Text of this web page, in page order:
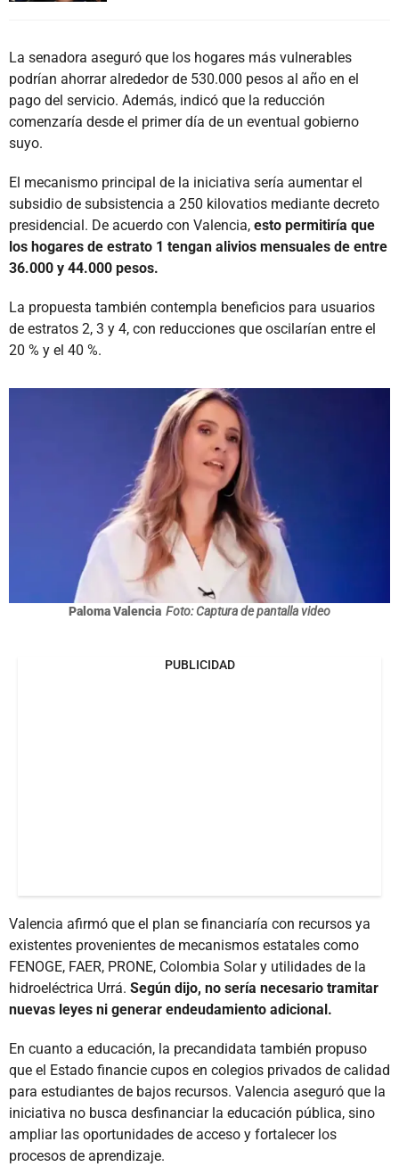
La senadora aseguró que los hogares más vulnerables
podrían ahorrar alrededor de 530.000 pesos al año en el
pago del servicio. Además, indicó que la reducción
comenzaría desde el primer día de un eventual gobierno
suyo.
El mecanismo principal de la iniciativa sería aumentar el
subsidio de subsistencia a 250 kilovatios mediante decreto
presidencial. De acuerdo con Valencia, esto permitiría que
los hogares de estrato 1 tengan alivios mensuales de entre
36.000 y 44.000 pesos.
La propuesta también contempla beneficios para usuarios
de estratos 2, 3 y 4, con reducciones que oscilarían entre el
20 % y el 40 %.
Paloma Valencia Foto: Captura de pantalla video
PUBLICIDAD
Valencia afirmó que el plan se financiaría con recursos ya
existentes provenientes de mecanismos estatales como
FENOGE, FAER, PRONE, Colombia Solar y utilidades de la
hidroeléctrica Urrá. Según dijo, no sería necesario tramitar
nuevas leyes ni generar endeudamiento adicional.
En cuanto a educación, la precandidata también propuso
que el Estado financie cupos en colegios privados de calidad
para estudiantes de bajos recursos. Valencia aseguró que la
iniciativa no busca desfinanciar la educación pública, sino
ampliar las oportunidades de acceso y fortalecer los
procesos de aprendizaje.